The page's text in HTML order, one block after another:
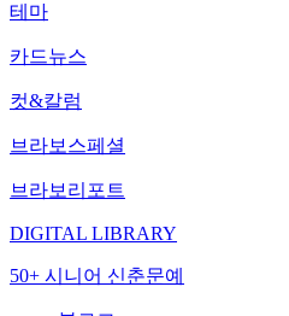
테마
카드뉴스
컷&칼럼
브라보스페셜
브라보리포트
DIGITAL LIBRARY
50+ 시니어 신춘문예